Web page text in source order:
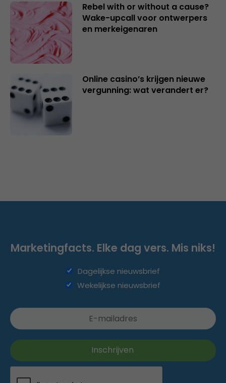
Rebel with or without a cause?
Wake-upcall voor ontwerpers
en merkeigenaren
Online casino’s krijgen nieuwe
vergunning: wat verandert er?
Marketingfacts. Elke dag vers. Mis niks!
Dagelijkse nieuwsbrief
Wekelijkse nieuwsbrief